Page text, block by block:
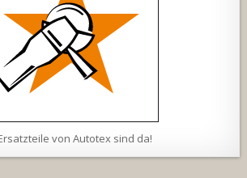
von Autotex sind da!